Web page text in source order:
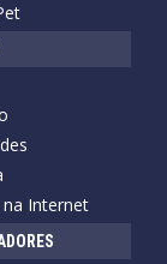
na Internet